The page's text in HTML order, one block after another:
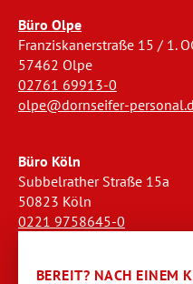
Büro Olpe
Franziskanerstraße 15 / 1.
57462 Olpe
02761 69913-0
olpe@dornseifer-
Büro Köln
Subbelrather Straße 15a
50823 Köln
0221 9758645-0
BEREIT? NACH EINEM